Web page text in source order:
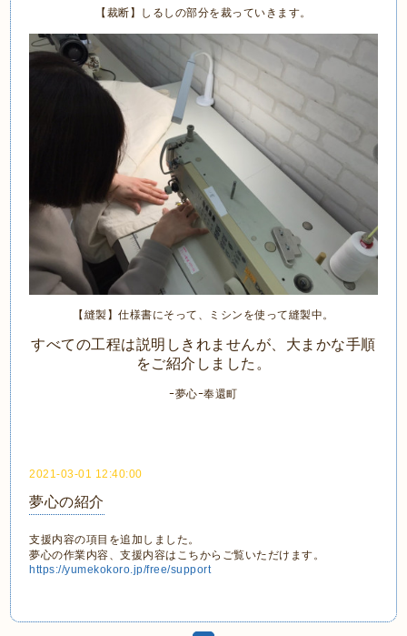
【裁断】しるしの部分を裁っていきます。
【縫製】仕様書にそって、ミシンを使って縫製中。
すべての工程は説明しきれませんが、大まかな手順
をご紹介しました。
ｰ夢心ｰ奉還町
2021-03-01 12:40:00
夢心の紹介
支援内容の項目を追加しました。
夢心の作業内容、支援内容はこちからご覧いただけます。
https://yumekokoro.jp/free/support